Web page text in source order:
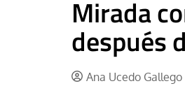
El trabajo es para la vida
GlobalizAcción
MMTC
Mirada
después
Ana Ucedo Gallego